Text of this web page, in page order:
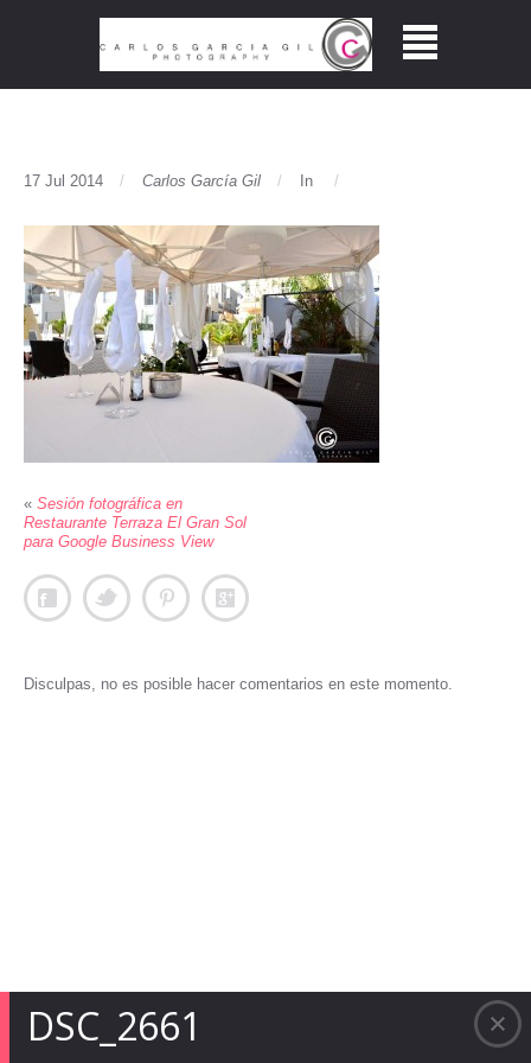
DSC_2661
17 Jul 2014 Carlos García Gil In
« Sesión fotográfica en
Restaurante Terraza El Gran Sol
para Google Business View
Disculpas, no es posible hacer comentarios en este momento.